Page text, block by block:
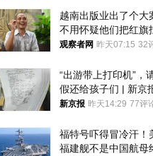
越南出版业出了个大
不用怀疑他们把红旗
的决心
观察者网 昨天07:15 32
“出游带上打印机”，
假还给孩子们 | 新京
新京报 昨天14:29 77评
福特号吓得冒冷汗！
福建舰不是中国航母